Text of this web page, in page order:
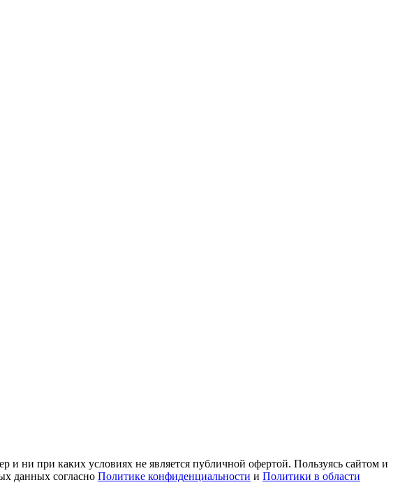
ни при каких условиях не является публичной офертой. Пользуясь сайтом и
данных согласно Политике конфиденциальности и Политики в области